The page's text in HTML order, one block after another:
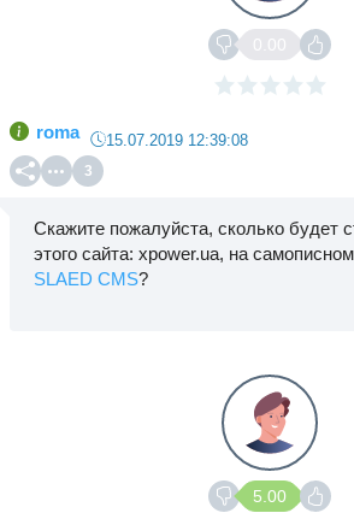
0.00
roma 15.07.2019 12:39:08
3
Скажите пожалуйста, сколько будет
этого сайта: xpower.ua, на
SLAED CMS?
5.00